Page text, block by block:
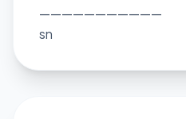
———————————
sn